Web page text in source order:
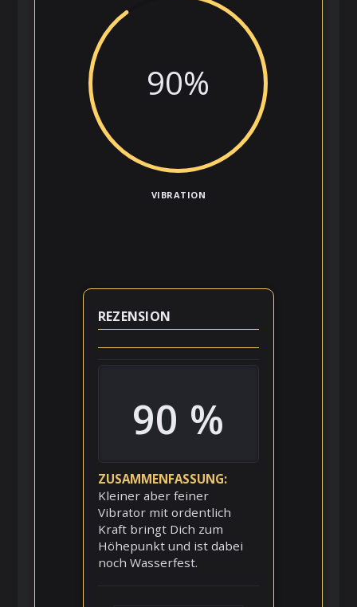
90%
VIBRATION
REZENSION
90 %
ZUSAMMENFASSUNG
Kleiner aber feiner
Vibrator mit ordentlich
Kraft bringt Dich zum
Höhepunkt und ist dabei
noch Wasserfest.